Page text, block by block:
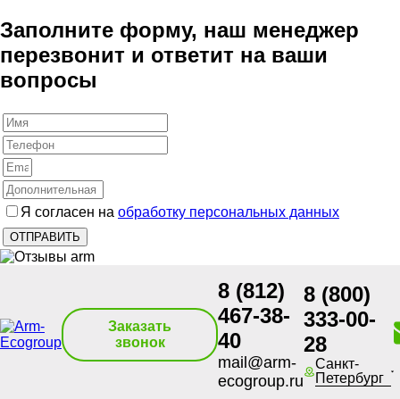
Заполните форму, наш менеджер
перезвонит и ответит на ваши
вопросы
Я согласен на обработку персональных данных
Заказать
звонок
8 (812)
467-38-
40
mail@arm-
ecogroup.ru
8 (800)
333-00-
28
Санкт-
Петербург